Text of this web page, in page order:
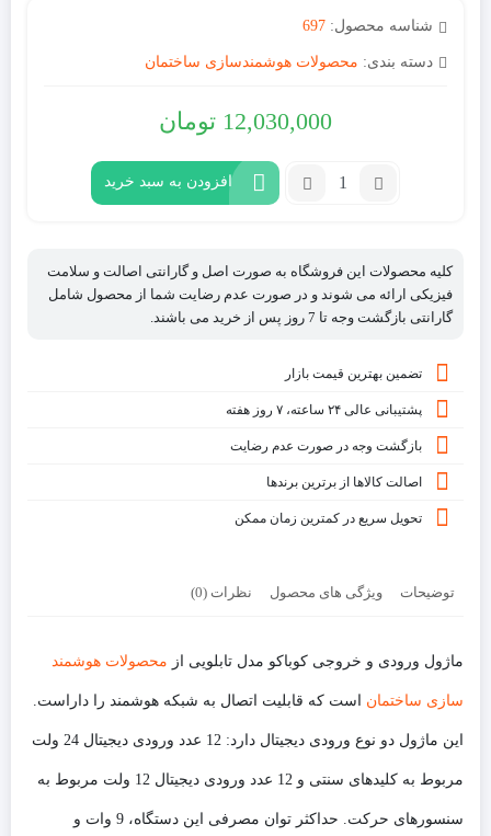
شناسه محصول: 697
دسته بندی: محصولات هوشمندسازی ساختمان
12,030,000 تومان
تعداد:
خروجی
کوباکو
مدل
افزودن به سبد خرید
کلیه محصولات این فروشگاه به صورت اصل و گارانتی اصالت و سلامت
فیزیکی ارائه می شوند و در صورت عدم رضایت شما از محصول شامل
گارانتی بازگشت وجه تا 7 روز پس از خرید می باشند.
تضمین بهترین قیمت بازار
پشتیبانی عالی ۲۴ ساعته، ۷ روز هفته
بازگشت وجه در صورت عدم رضایت
اصالت کالاها از برترین برندها
تحویل سریع در کمترین زمان ممکن
توضیحات ویژگی های محصول نظرات (0)
ماژول ورودی و خروجی کوباکو مدل تابلویی از محصولات هوشمند
سازی ساختمان است که قابلیت اتصال به شبکه هوشمند را داراست.
این ماژول دو نوع ورودی دیجیتال دارد: 12 عدد ورودی دیجیتال 24 ولت
مربوط به کلیدهای سنتی و 12 عدد ورودی دیجیتال 12 ولت مربوط به
سنسورهای حرکت. حداکثر توان مصرفی این دستگاه، 9 وات و